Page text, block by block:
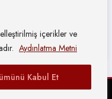
içerikler ve
Aydınlatma Metni
Kabul Et
İlişkiler Müdürlüğü